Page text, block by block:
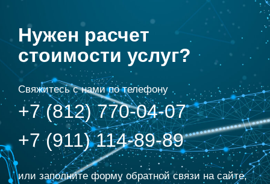
Нужен расчет
стоимости услуг?
Свяжитесь с нами по телефону
+7 (812) 770-04-07
+7 (911) 114-89-89
или заполните форму обратной связи на сайте,